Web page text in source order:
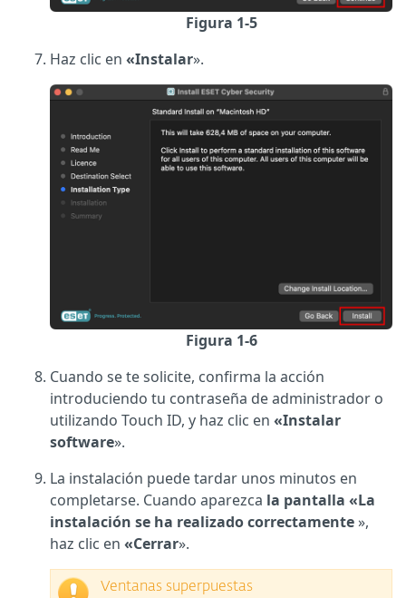
Figura 1-5
Haz clic en «Instalar».
Figura 1-6
Cuando se te solicite, confirma la acción
introduciendo tu contraseña de administrador o
utilizando Touch ID, y haz clic en «Instalar
software».
La instalación puede tardar unos minutos en
completarse. Cuando aparezca la pantalla «La
instalación se ha realizado correctamente»,
haz clic en «Cerrar».
Ventanas superpuestas